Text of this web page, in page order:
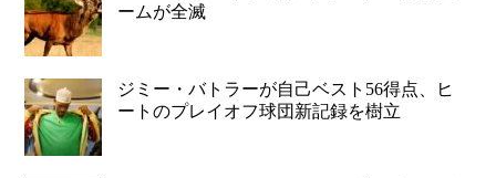
ームが全滅
ジミー・バトラーが自己ベスト56得点、ヒ
ートのプレイオフ球団新記録を樹立